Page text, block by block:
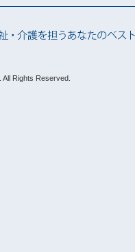
All Rights Reserved.